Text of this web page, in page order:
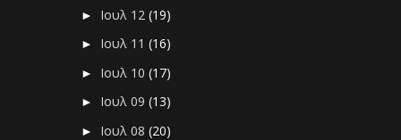
► Ιουλ 12(19)
► Ιουλ 11(16)
► Ιουλ 10(17)
► Ιουλ 09(13)
► Ιουλ 08(20)